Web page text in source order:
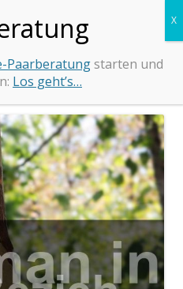
Inhalt
springen
Paarberatungstarten und
Los geht’s…